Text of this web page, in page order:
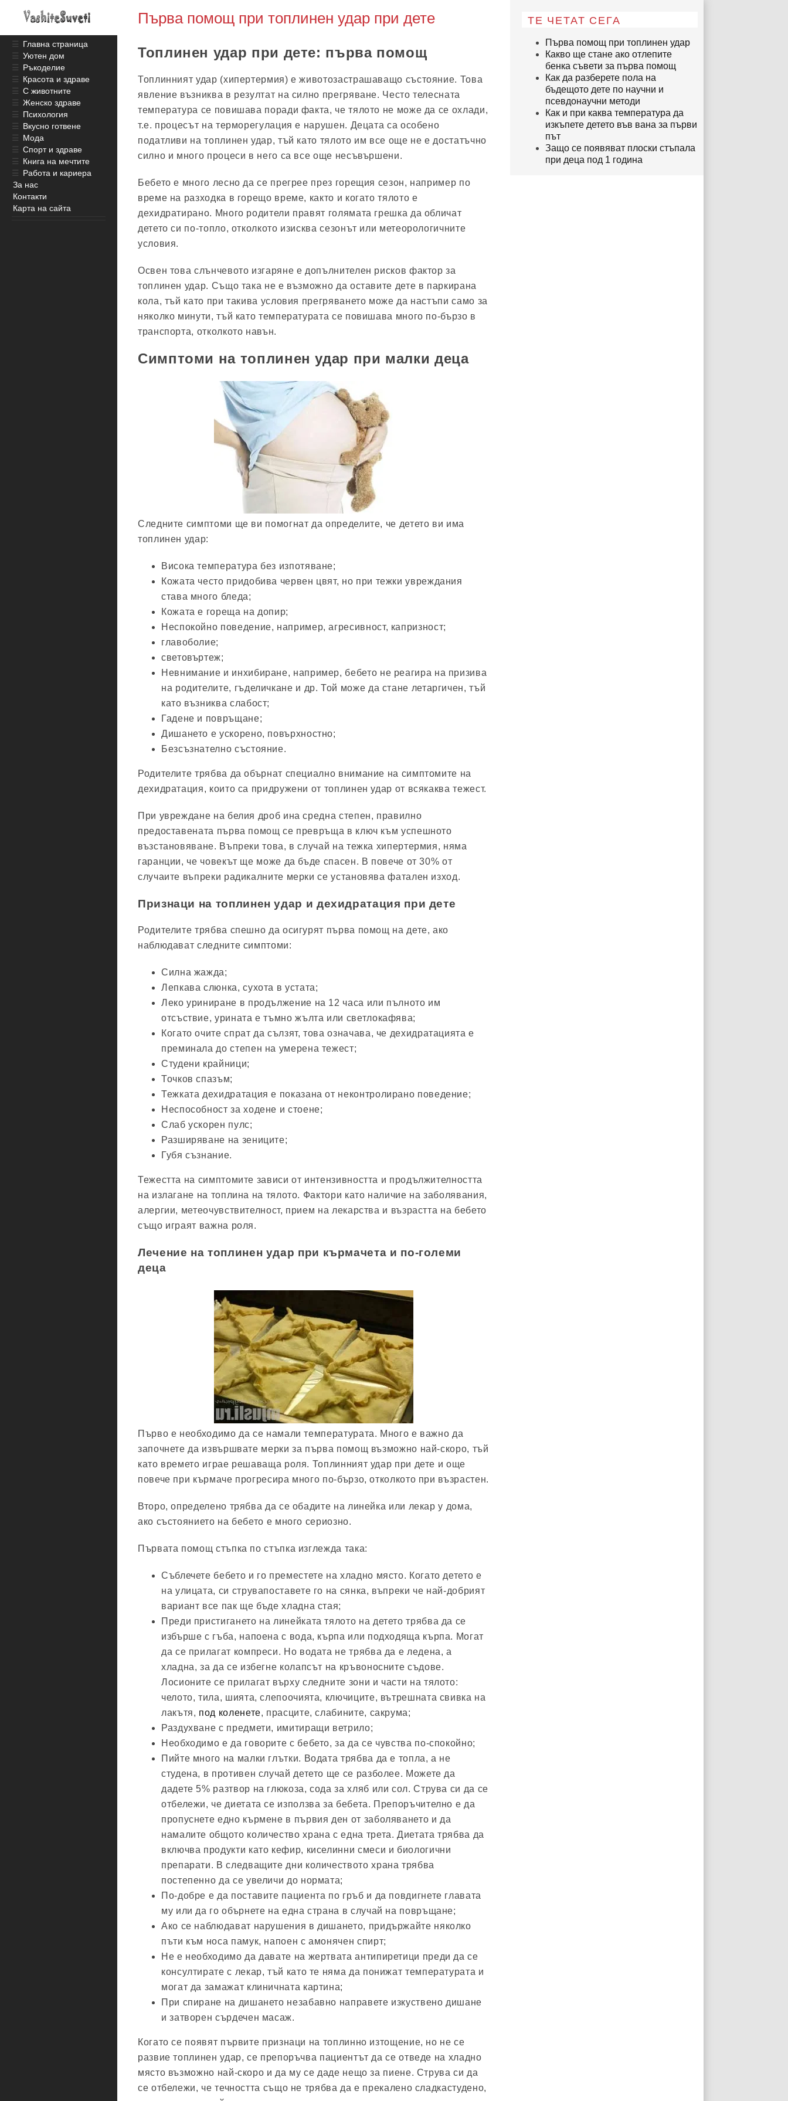
Първа помощ при топлинен удар при дете
Топлинен удар при дете: първа помощ
Топлинният удар (хипертермия) е животозастрашаващо състояние. Това
явление възниква в резултат на силно прегряване. Често телесната
температура се повишава поради факта, че тялото не може да се охлади,
т.е. процесът на терморегулация е нарушен. Децата са особено
податливи на топлинен удар, тъй като тялото им все още не е достатъчно
силно и много процеси в него са все още несъвършени.
Бебето е много лесно да се прегрее през горещия сезон, например по
време на разходка в горещо време, както и когато тялото е
дехидратирано. Много родители правят голямата грешка да обличат
детето си по-топло, отколкото изисква сезонът или метеорологичните
условия.
Освен това слънчевото изгаряне е допълнителен рисков фактор за
топлинен удар. Също така не е възможно да оставите дете в паркирана
кола, тъй като при такива условия прегряването може да настъпи само за
няколко минути, тъй като температурата се повишава много по-бързо в
транспорта, отколкото навън.
Симптоми на топлинен удар при малки деца
Следните симптоми ще ви помогнат да определите, че детето ви има
топлинен удар:
Висока температура без изпотяване;
Кожата често придобива червен цвят, но при тежки увреждания
става много бледа;
Кожата е гореща на допир;
Неспокойно поведение, например, агресивност, капризност;
главоболие;
световъртеж;
Невнимание и инхибиране, например, бебето не реагира на призива
на родителите, гъделичкане и др. Той може да стане летаргичен, тъй
като възниква слабост;
Гадене и повръщане;
Дишането е ускорено, повърхностно;
Безсъзнателно състояние.
Родителите трябва да обърнат специално внимание на симптомите на
дехидратация, които са придружени от топлинен удар от всякаква тежест.
При увреждане на белия дроб ина средна степен, правилно
предоставената първа помощ се превръща в ключ към успешното
възстановяване. Въпреки това, в случай на тежка хипертермия, няма
гаранции, че човекът ще може да бъде спасен. В повече от 30% от
случаите въпреки радикалните мерки се установява фатален изход.
Признаци на топлинен удар и дехидратация при дете
Родителите трябва спешно да осигурят първа помощ на дете, ако
наблюдават следните симптоми:
Силна жажда;
Лепкава слюнка, сухота в устата;
Леко уриниране в продължение на 12 часа или пълното им
отсъствие, урината е тъмно жълта или светлокафява;
Когато очите спрат да сълзят, това означава, че дехидратацията е
преминала до степен на умерена тежест;
Студени крайници;
Точков спазъм;
Тежката дехидратация е показана от неконтролирано поведение;
Неспособност за ходене и стоене;
Слаб ускорен пулс;
Разширяване на зениците;
Губя съзнание.
Тежестта на симптомите зависи от интензивността и продължителността
на излагане на топлина на тялото. Фактори като наличие на заболявания,
алергии, метеочувствителност, прием на лекарства и възрастта на бебето
също играят важна роля.
Лечение на топлинен удар при кърмачета и по-големи
деца
Първо е необходимо да се намали температурата. Много е важно да
започнете да извършвате мерки за първа помощ възможно най-скоро, тъй
като времето играе решаваща роля. Топлинният удар при дете и още
повече при кърмаче прогресира много по-бързо, отколкото при възрастен.
Второ, определено трябва да се обадите на линейка или лекар у дома,
ако състоянието на бебето е много сериозно.
Първата помощ стъпка по стъпка изглежда така:
Съблечете бебето и го преместете на хладно място. Когато детето е
на улицата, си струвапоставете го на сянка, въпреки че най-добрият
вариант все пак ще бъде хладна стая;
Преди пристигането на линейката тялото на детето трябва да се
избърше с гъба, напоена с вода, кърпа или подходяща кърпа. Могат
да се прилагат компреси. Но водата не трябва да е ледена, а
хладна, за да се избегне колапсът на кръвоносните съдове.
Лосионите се прилагат върху следните зони и части на тялото:
челото, тила, шията, слепоочията, ключиците, вътрешната свивка на
лакътя, под коленете, прасците, слабините, сакрума;
Раздухване с предмети, имитиращи ветрило;
Необходимо е да говорите с бебето, за да се чувства по-спокойно;
Пийте много на малки глътки. Водата трябва да е топла, а не
студена, в противен случай детето ще се разболее. Можете да
дадете 5% разтвор на глюкоза, сода за хляб или сол. Струва си да се
отбележи, че диетата се използва за бебета. Препоръчително е да
пропуснете едно кърмене в първия ден от заболяването и да
намалите общото количество храна с една трета. Диетата трябва да
включва продукти като кефир, киселинни смеси и биологични
препарати. В следващите дни количеството храна трябва
постепенно да се увеличи до нормата;
По-добре е да поставите пациента по гръб и да повдигнете главата
му или да го обърнете на една страна в случай на повръщане;
Ако се наблюдават нарушения в дишането, придържайте няколко
пъти към носа памук, напоен с амонячен спирт;
Не е необходимо да давате на жертвата антипиретици преди да се
консултирате с лекар, тъй като те няма да понижат температурата и
могат да замажат клиничната картина;
При спиране на дишането незабавно направете изкуствено дишане
и затворен сърдечен масаж.
Когато се появят първите признаци на топлинно изтощение, но не се
развие топлинен удар, се препоръчва пациентът да се отведе на хладно
място възможно най-скоро и да му се даде нещо за пиене. Струва си да
се отбележи, че течността също не трябва да е прекалено сладкастудено,
ТЕ ЧЕТАТ СЕГА
Първа помощ при топлинен удар
Какво ще стане ако отлепите
бенка съвети за първа помощ
Как да разберете пола на
бъдещото дете по научни и
псевдонаучни методи
Как и при каква температура да
изкъпете детето във вана за първи
път
Защо се появяват плоски стъпала
при деца под 1 година
☰ Главна страница
☰ Уютен дом
☰ Ръкоделие
☰ Красота и здраве
☰ С животните
☰ Женско здраве
☰ Психология
☰ Вкусно готвене
☰ Мода
☰ Спорт и здраве
☰ Книга на мечтите
☰ Работа и кариера
За нас
Контакти
Карта на сайта